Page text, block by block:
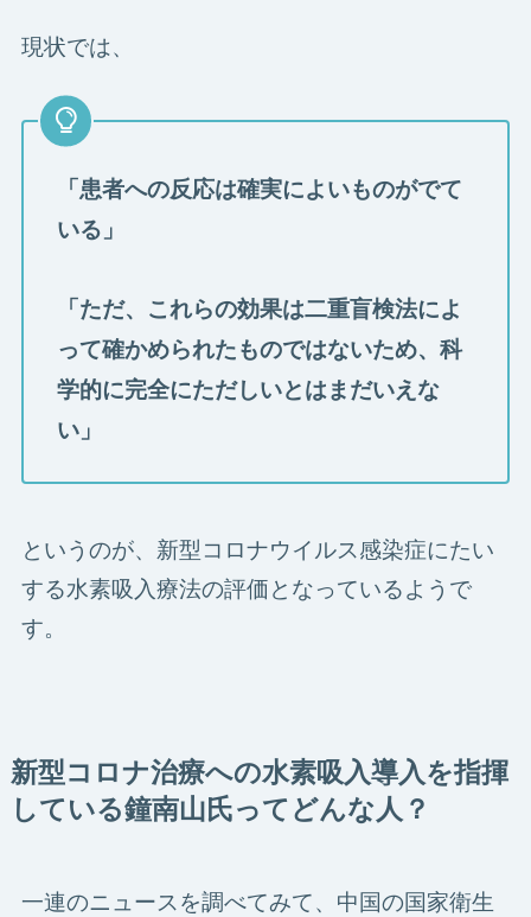
現状では、
「患者への反応は確実によいものがでて
いる」
「ただ、これらの効果は二重盲検法によ
って確かめられたものではないため、科
学的に完全にただしいとはまだいえな
い」
というのが、新型コロナウイルス感染症にたい
する水素吸入療法の評価となっているようで
す。
新型コロナ治療への水素吸入導入を指揮
している鐘南山氏ってどんな人？
一連のニュースを調べてみて、中国の国家衛生